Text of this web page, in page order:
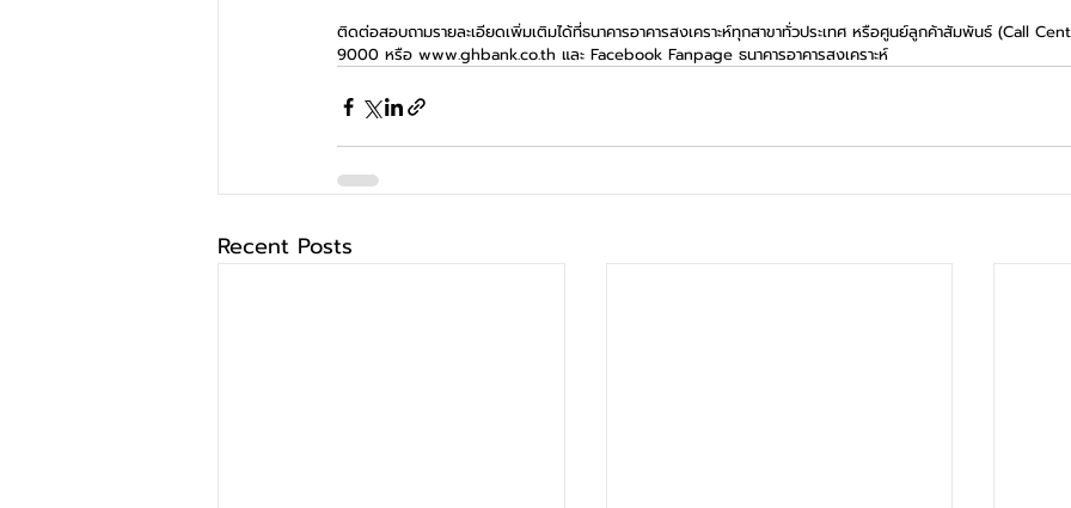
ติดต่อสอบถามรายละเอียดเพิ่มเติมได้ที่ธนาคารอาคารสงเคราะห์ทุกสาขาทั่วประเทศ หรือศูนย์ลูกค้าสัมพันธ์ (Call
9000 หรือ www.ghbank.co.th และ Facebook Fanpage ธนาคารอาคารสงเคราะห์
Recent Posts